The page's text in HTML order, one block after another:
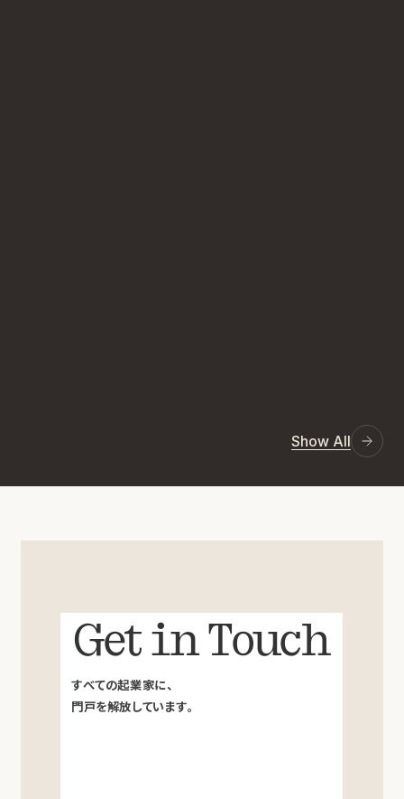
Show All
Get in Touch
すべての起業家に、
門戸を解放しています。